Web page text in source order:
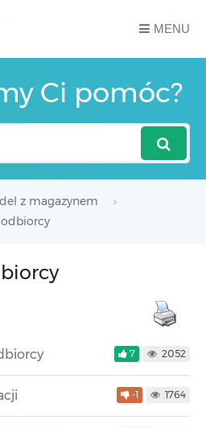
MENU
Ci pomóc?
z magazynem
odbiorcy
7 2052
-1 1764